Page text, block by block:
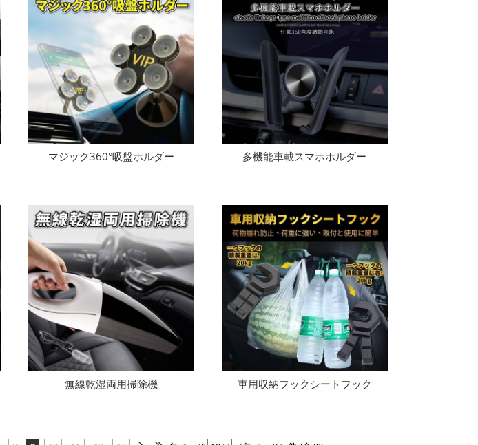
マジック360°吸盤ホルダー 多機能車載スマホホルダー
無線乾湿両用掃除機 車用収納フックシートフック